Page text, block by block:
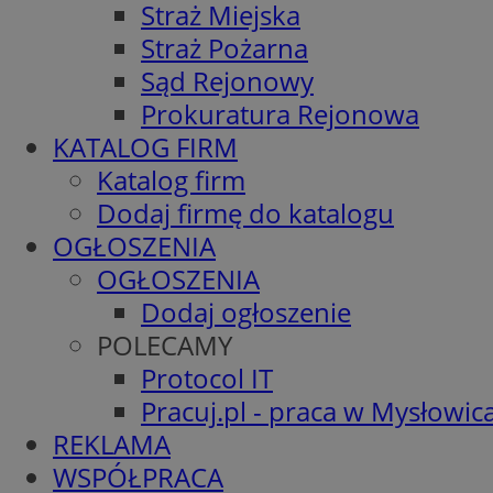
Straż Miejska
Straż Pożarna
Sąd Rejonowy
Prokuratura Rejonowa
KATALOG FIRM
Katalog firm
Dodaj firmę do katalogu
OGŁOSZENIA
OGŁOSZENIA
Dodaj ogłoszenie
POLECAMY
Protocol IT
Pracuj.pl - praca w
REKLAMA
WSPÓŁPRACA